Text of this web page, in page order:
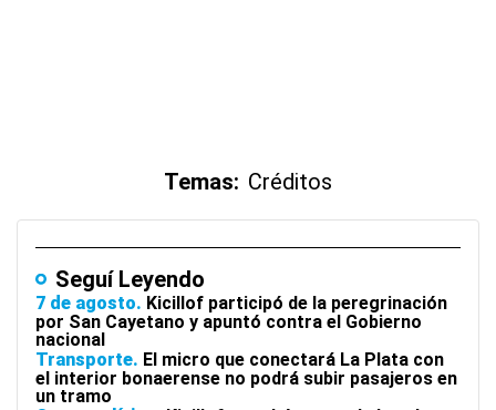
Temas: Créditos
Seguí Leyendo
7 de agosto Kicillof participó de la peregrinación
por San Cayetano y apuntó contra el Gobierno
nacional
Transporte El micro que conectará La Plata con
el interior bonaerense no podrá subir pasajeros en
un tramo